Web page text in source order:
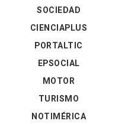
SOCIEDAD
CIENCIAPLUS
PORTALTIC
EPSOCIAL
MOTOR
TURISMO
NOTIMÉRICA